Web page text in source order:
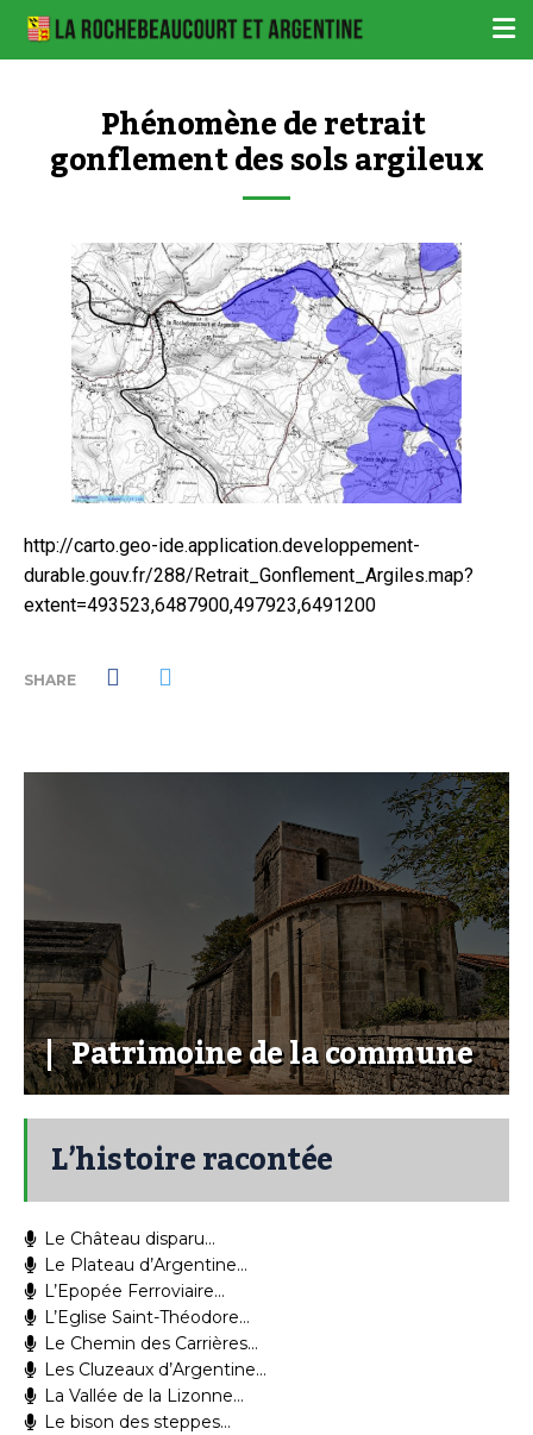
Phénomène de retrait
gonflement des sols argileux
http://carto.geo-ide.application.developpement-
durable.gouv.fr/288/Retrait_Gonflement_Argiles.map?
extent=493523,6487900,497923,6491200
SHARE
Patrimoine de la commune
L’histoire racontée
Le Château disparu…
Le Plateau d’Argentine…
L’Epopée Ferroviaire…
L’Eglise Saint-Théodore…
Le Chemin des Carrières…
Les Cluzeaux d’Argentine…
La Vallée de la Lizonne…
Le bison des steppes…